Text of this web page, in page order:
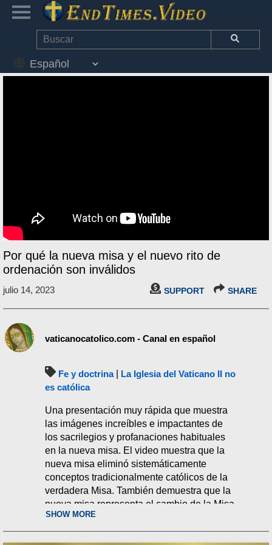
Por qué la nueva misa y el nuevo rito de
ordenación son inválidos
julio 14, 2023 SUPPORT SHARE
vaticanocatolico.com - Canal en español
Fe y doctrina| La Iglesia del Vaticano II no
es católica
Una presentación muy rápida que muestra
las imágenes increíbles e impactantes de
los sacrilegios y profanaciones habituales
en la nueva misa. El video muestra que la
nueva misa eliminó sistemáticamente
conceptos tradicionalmente católicos de la
verdadera Misa. También demuestra que la
nueva misa representa el cambio de la Misa
católica en un servicio protestante. Se
muestra que los cambios en la fórmula de
SHOW MORE